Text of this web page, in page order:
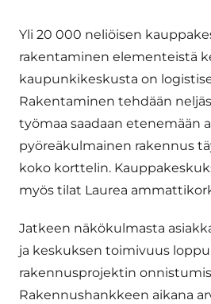
Yli 20 000 neliöisen
rakentaminen elementeistä
kaupunkikeskusta on
Rakentaminen tehdään
työmaa saadaan etenemään
pyöreäkulmainen rakennus
koko korttelin.
myös tilat Laurea
Jatkeen näkökulmasta
ja keskuksen toimivuus
rakennusprojektin
Rakennushankkeen aikana